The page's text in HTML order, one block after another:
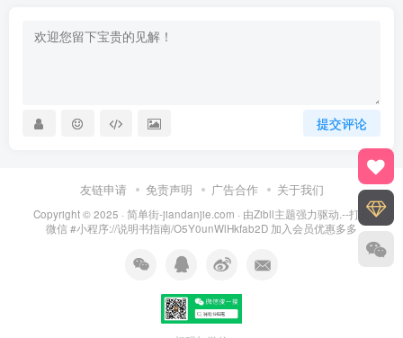
提交评论
友链申请 免责声明 广告合作 关于我们
Copyright © 2025 · 简单街-jiandanjie.com · 由Zibll主题强力驱动.--打开
微信 #小程序://说明书指南/O5Y0unWlHkfab2D 加入会员优惠多多